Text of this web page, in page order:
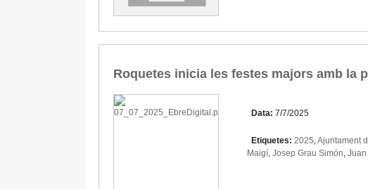
Roquetes inicia les festes majors amb la
Data: 7/7/2025
Etiquetes: 2025,Ajuntament
Maigí, Josep Grau Simón,